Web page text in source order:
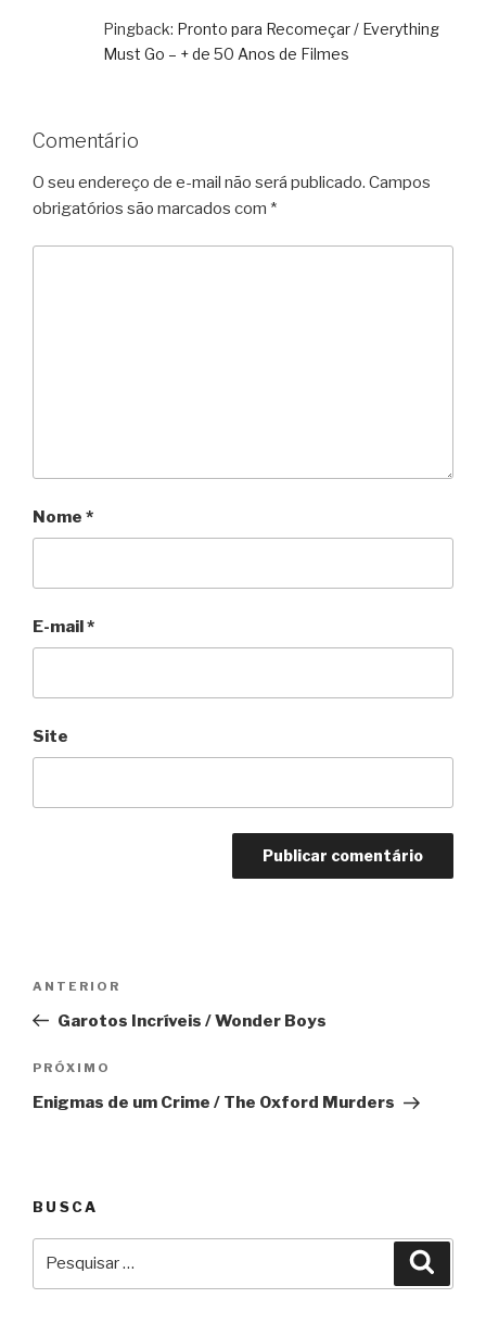
Pingback: Pronto para Recomeçar / Everything
Must Go – + de 50 Anos de Filmes
Comentário
O seu endereço de e-mail não será publicado. Campos
obrigatórios são marcados com *
Nome *
E-mail*
Site
Post
Anterior
ANTERIOR
Garotos Incríveis / Wonder Boys
Próximo
PRÓXIMO
Enigmas de um Crime / The Oxford Murders
BUSCA